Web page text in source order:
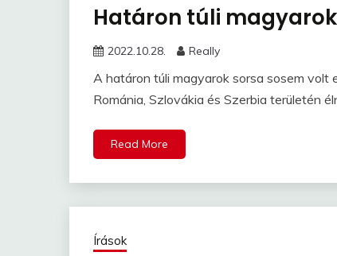
Határon túli
2022.10.28. Really
A határon túli magyarok sorsa sosem volt
Románia, Szlovákia és Szerbia területén
Read More
Írások